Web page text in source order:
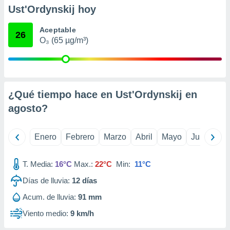
su
datos
momento
en
un
o acceder
datos
Ust'Ordynskij hoy
26 Aceptable
O₃ (65 µg/m³)
¿Qué tiempo hace en Ust'Ordynskij en
agosto?
Enero Febrero Marzo Abril Mayo Junio
T. Media: 16°C Max.: 22°C Min: 11°C
Días de lluvia: 12 días
Acum. de lluvia: 91 mm
Viento medio: 9 km/h